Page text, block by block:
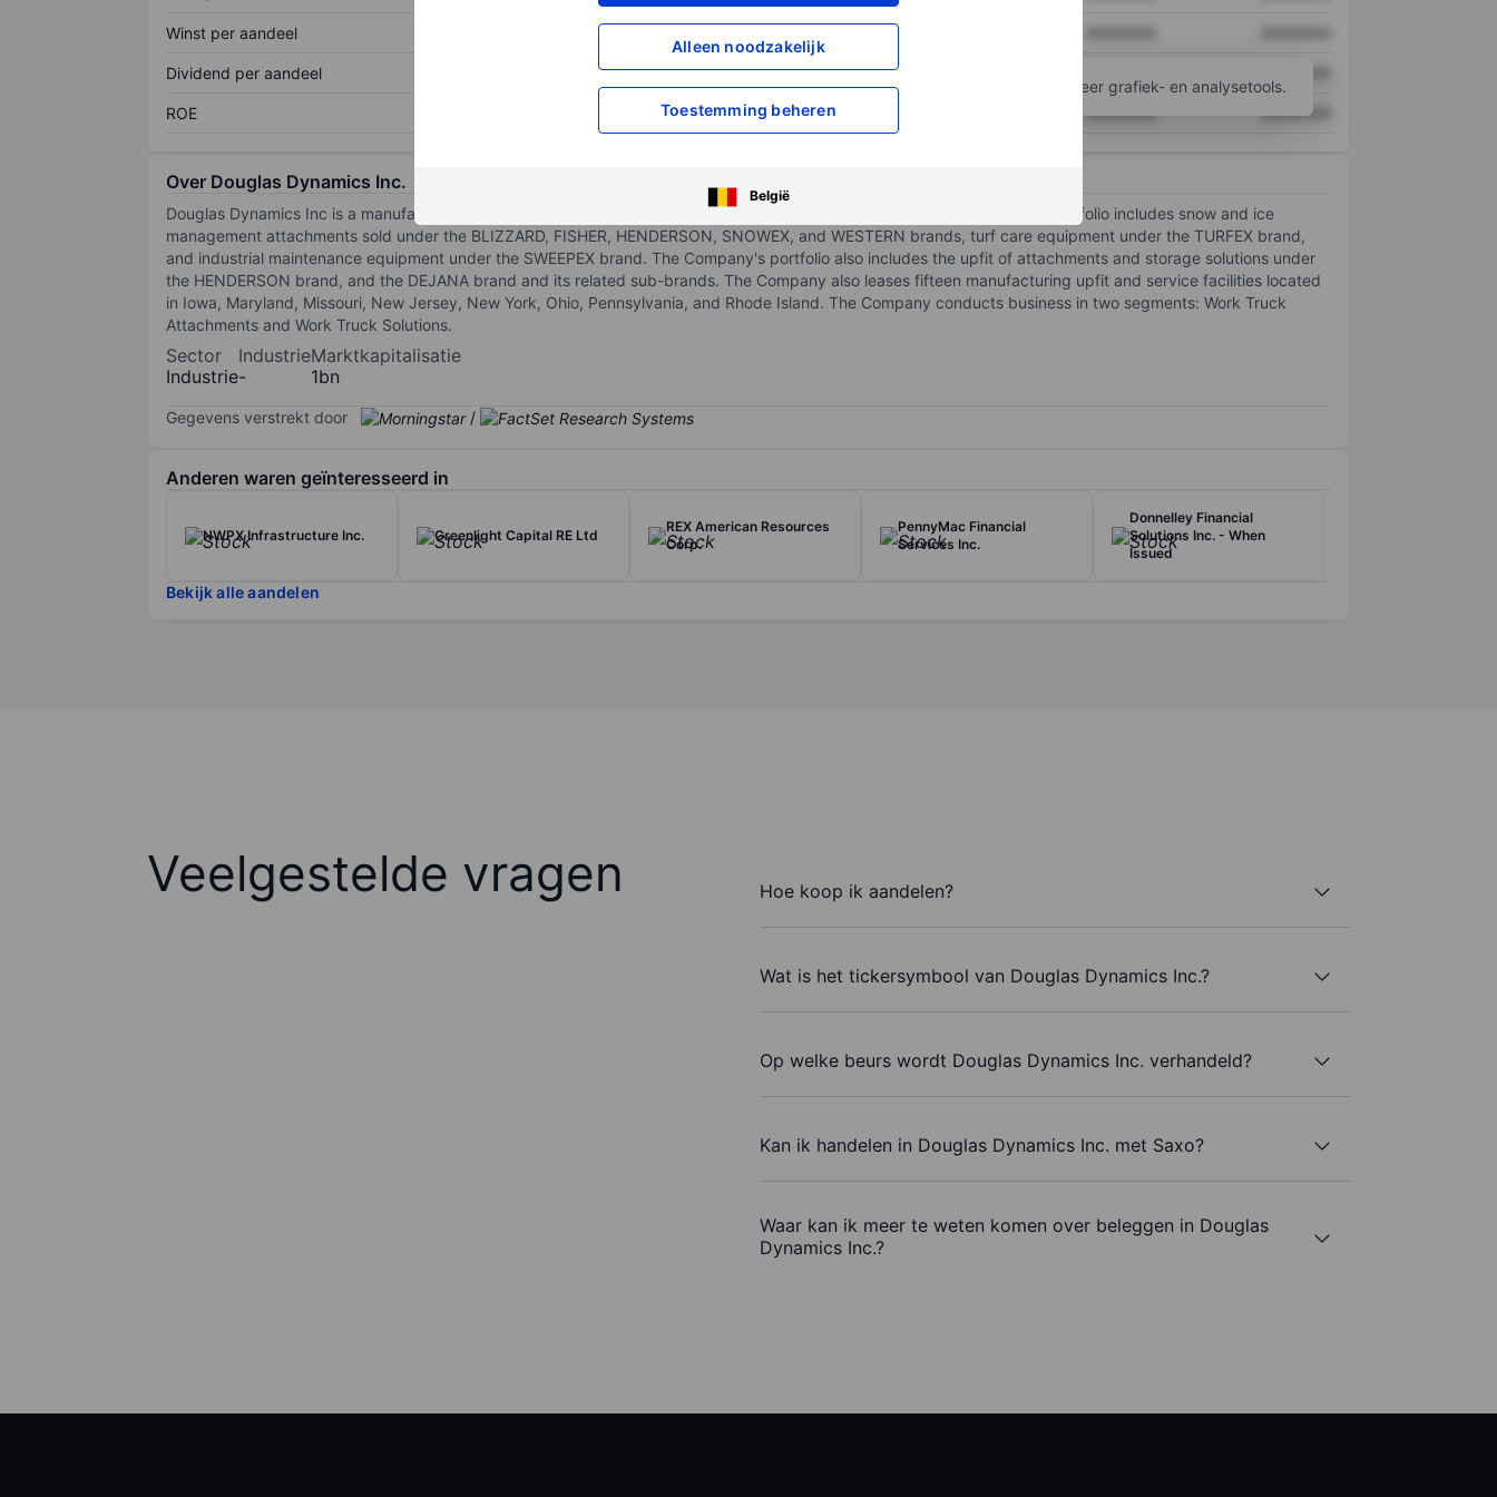
Alleen noodzakelijk
Toestemming beheren
België
Winst per aandeel
Dividend per aandeel XXXXXXX
ROE XXXXXXX XXXXXXX XXXXXXX
Open een rekeningom toegang te krijgen tot meer grafiek- en analysetools.
Over Douglas Dynamics Inc.
Douglas Dynamics Inc is a manufacturer and upfitter of commercial vehicle attachments and equipment. The Company's portfolio includes snow and ice
management attachments sold under the BLIZZARD, FISHER, HENDERSON, SNOWEX, and WESTERN brands, turf care equipment under the TURFEX brand,
and industrial maintenance equipment under the SWEEPEX brand. The Company's portfolio also includes the upfit of attachments and storage solutions under
the HENDERSON brand, and the DEJANA brand and its related sub-brands. The Company also leases fifteen manufacturing upfit and service facilities located
in Iowa, Maryland, Missouri, New Jersey, New York, Ohio, Pennsylvania, and Rhode Island. The Company conducts business in two segments: Work Truck
Attachments and Work Truck Solutions.
Sector
Industrie
Industrie
-
Marktkapitalisatie
1bn
Gegevens verstrekt door /
Anderen waren geïnteresseerd in
NWPX Infrastructure Inc. Greenlight Capital RE Ltd
REX American Resources
Corp.
PennyMac Financial
Services Inc.
Donnelley Financial
Solutions Inc. - When
Issued
Bekijk alle aandelen
Veelgestelde vragen Hoe koop ik aandelen?
Wat is het tickersymbool van Douglas Dynamics Inc.?
Op welke beurs wordt Douglas Dynamics Inc. verhandeld?
Kan ik handelen in Douglas Dynamics Inc. met Saxo?
Waar kan ik meer te weten komen over beleggen in Douglas
Dynamics Inc.?